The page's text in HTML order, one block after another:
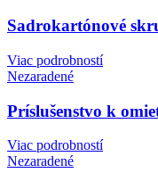
Sadrokartónové
Viac podrobností
Nezaradené
Príslušenstvo k
Viac podrobností
Nezaradené